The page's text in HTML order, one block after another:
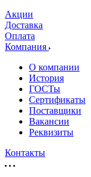
Акции
Доставка
Оплата
Компания
О компании
История
ГОСТы
Сертификаты
Поставщики
Вакансии
Реквизиты
Контакты